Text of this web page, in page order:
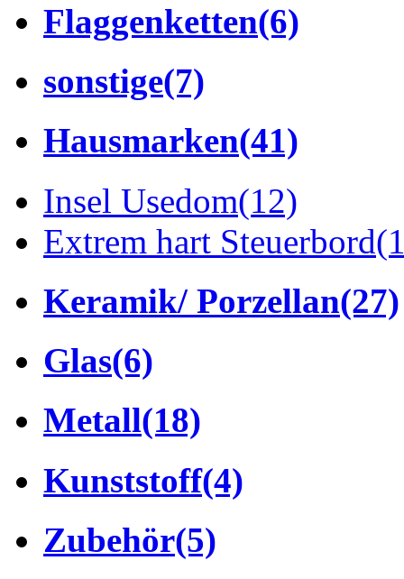
Flaggenketten(6)
sonstige(7)
Hausmarken(41)
Insel Usedom(12)
Extrem hart Steuerbord
Keramik/ Porzellan(27)
Glas(6)
Metall(18)
Kunststoff(4)
Zubehör(5)